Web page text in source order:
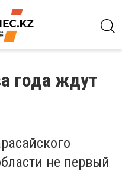
года ждут
не первый